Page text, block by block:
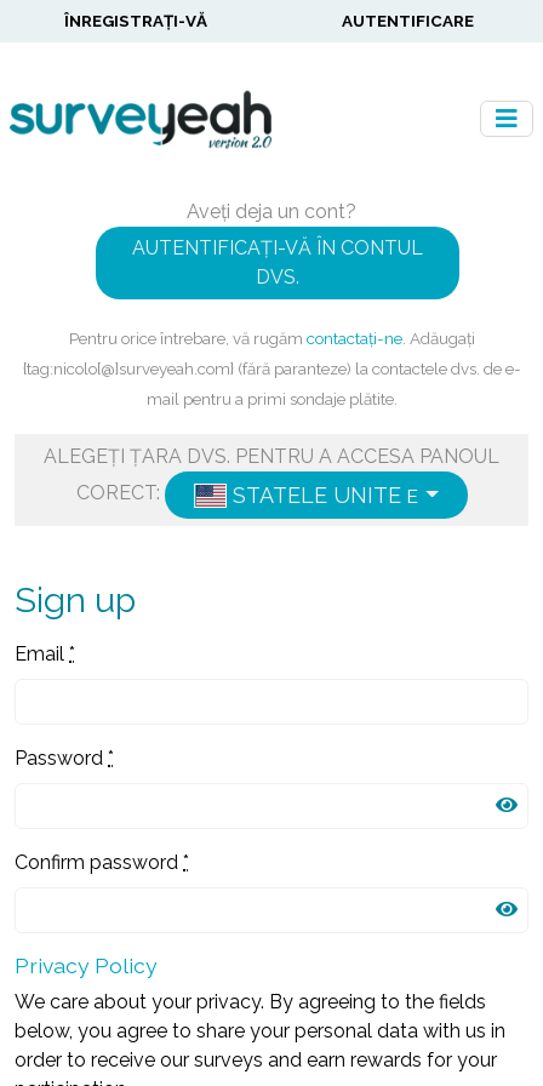
ÎNREGISTRAȚI-VĂ AUTENTIFICARE
Aveți deja un cont?
AUTENTIFICAȚI-VĂ ÎN CONTUL
DVS.
Pentru orice întrebare, vă rugăm contactați-ne. Adăugați
{tag:nicolo[@]surveyeah.com} (fără paranteze) la contactele dvs. de e-
mail pentru a primi sondaje plătite.
ALEGEȚI ȚARA DVS. PENTRU A ACCESA PANOUL
CORECT:
STATELE UNITEENGLISH
Sign up
Email *
Password *
Confirm password *
Privacy Policy
We care about your privacy. By agreeing to the fields
below, you agree to share your personal data with us in
order to receive our surveys and earn rewards for your